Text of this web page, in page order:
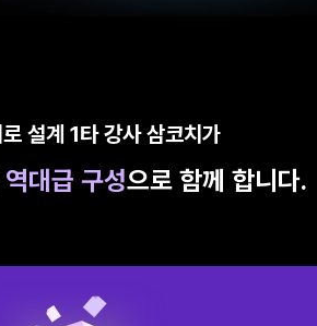
설계 1타 강사 삼코치가
역대급 구성으로 함께 합니다.